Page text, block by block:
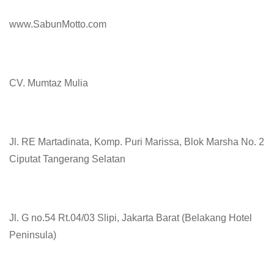
www.SabunMotto.com
CV. Mumtaz Mulia
Jl. RE Martadinata, Komp. Puri Marissa, Blok Marsha No. 2
Ciputat Tangerang Selatan
Jl. G no.54 Rt.04/03 Slipi, Jakarta Barat (Belakang Hotel
Peninsula)